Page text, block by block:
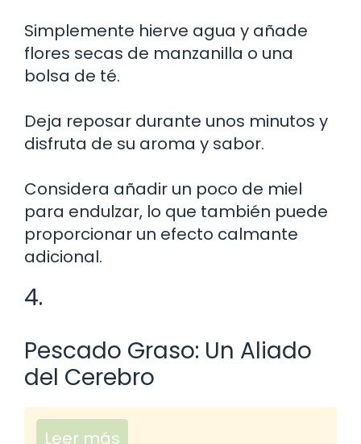
Simplemente hierve agua y añade
flores secas de manzanilla o una
bolsa de té.
Deja reposar durante unos minutos y
disfruta de su aroma y sabor.
Considera añadir un poco de miel
para endulzar, lo que también puede
proporcionar un efecto calmante
adicional.
4.
Pescado Graso: Un Aliado
del Cerebro
Leer más